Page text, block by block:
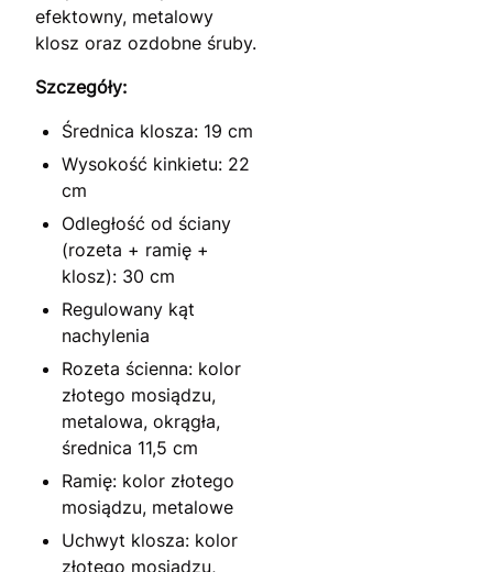
efektowny, metalowy
klosz oraz ozdobne śruby.
Szczegóły:
Średnica klosza: 19 cm
Wysokość kinkietu: 22
cm
Odległość od ściany
(rozeta + ramię +
klosz): 30 cm
Regulowany kąt
nachylenia
Rozeta ścienna: kolor
złotego mosiądzu,
metalowa, okrągła,
średnica 11,5 cm
Ramię: kolor złotego
mosiądzu, metalowe
Uchwyt klosza: kolor
złotego mosiądzu,